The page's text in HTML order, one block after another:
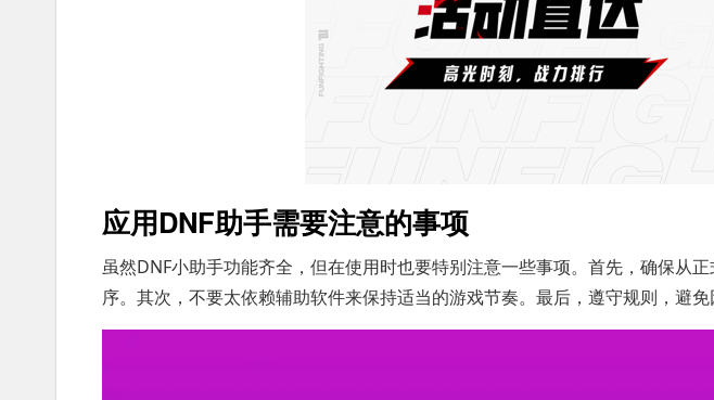
应用DNF助手需要注意的事项
虽然DNF小助手功能齐全，但在使用时也要特别注意一些事项。首先，确保从
序。其次，不要太依赖辅助软件来保持适当的游戏节奏。最后，遵守规则，避免